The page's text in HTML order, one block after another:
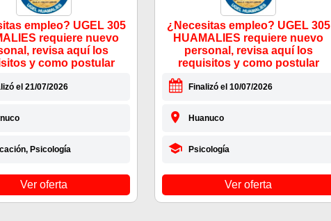
empleo? UGEL 305
requiere nuevo
revisa aquí los
y como postular
el 21/07/2026
Psicología
Ver oferta
¿Necesitas empleo? UGEL 305
HUAMALIES requiere nuevo
personal, revisa aquí los
requisitos y como postular
Finalizó el 10/07/2026
Huanuco
Psicología
Ver oferta